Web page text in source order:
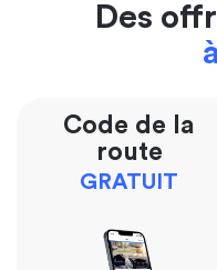
Des
Code de la
route
GRATUIT